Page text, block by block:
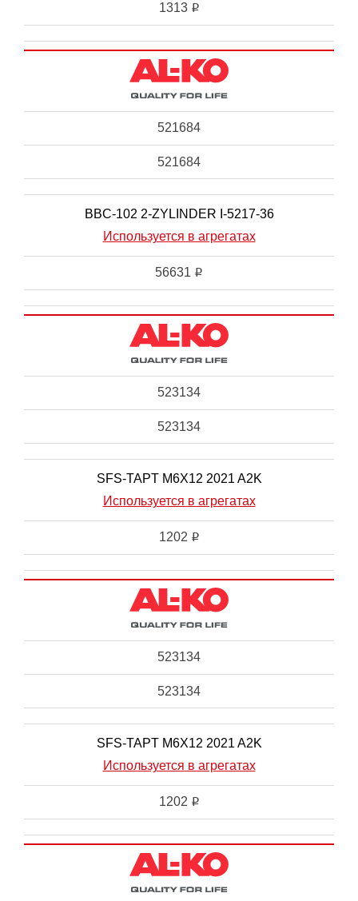
1313 i
521684
521684
BBC-102 2-ZYLINDER I-5217-36
Используется в агрегатах
56631 i
523134
523134
SFS-TAPT M6X12 2021 A2K
Используется в агрегатах
1202 i
523134
523134
SFS-TAPT M6X12 2021 A2K
Используется в агрегатах
1202 i